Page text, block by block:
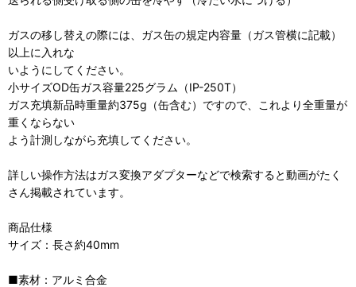
ガスの移し替えの際には、ガス缶の規定内容量（ガス管横に記載）
以上に入れな
いようにしてください。
小サイズOD缶ガス容量225グラム（IP-250T）
ガス充填新品時重量約375g（缶含む）ですので、これより全重量が
重くならない
よう計測しながら充填してください。
詳しい操作方法はガス変換アダプターなどで検索すると動画がたく
さん掲載されています。
商品仕様
サイズ：長さ約40mm
■素材：アルミ合金